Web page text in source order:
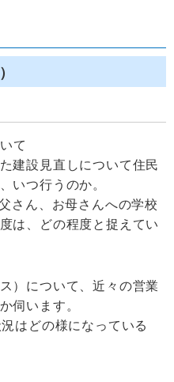
て
建設見直しについて住民
いつ行うのか。
さん、お母さんへの学校
は、どの程度と捉えてい
）について、近々の営業
伺います。
はどの様になっている